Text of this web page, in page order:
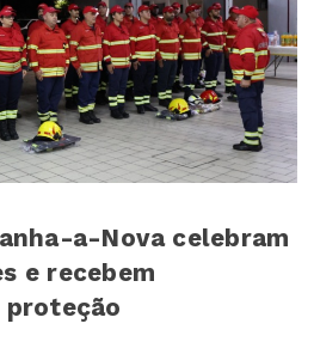
a-Nova celebram
e recebem
proteção